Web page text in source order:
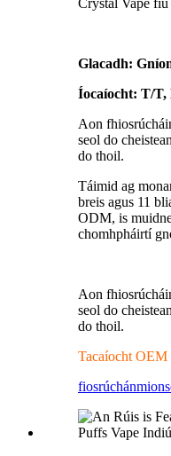
Crystal Vape
Glacadh:
Íocaíocht: T/T,
Aon
seol do
do thoil.
Táimid ag
breis agus 11
ODM, is
chomhpháirtí
Aon
seol do
do thoil.
Tacaíocht
fiosrúchán